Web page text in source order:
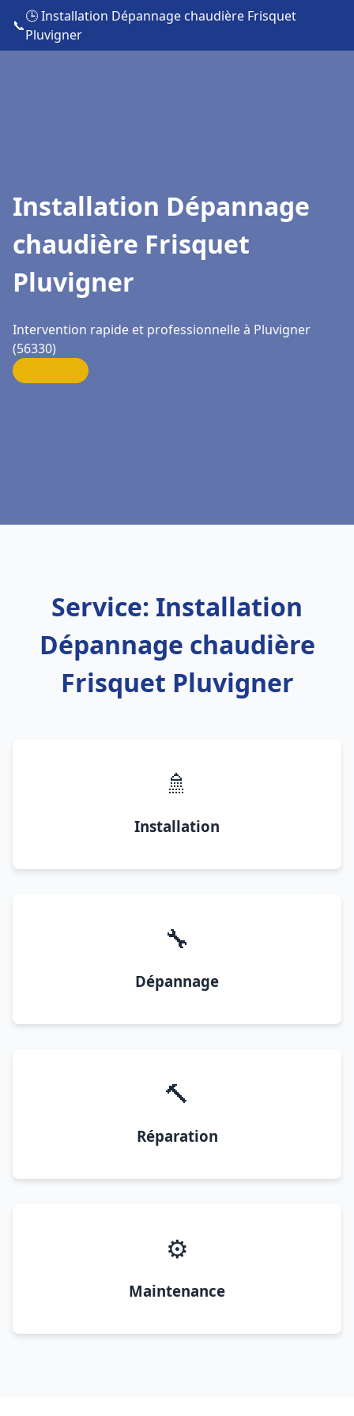
📞
🕒 Installation Dépannage chaudière Frisquet
Pluvigner
Installation Dépannage
chaudière Frisquet
Pluvigner
Intervention rapide et professionnelle à Pluvigner
(56330)
Service: Installation
Dépannage chaudière
Frisquet Pluvigner
🚿
Installation
🔧
Dépannage
🔨
Réparation
⚙️
Maintenance